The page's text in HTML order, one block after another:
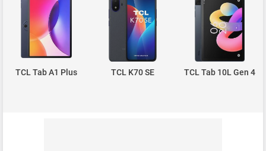
TCL Tab A1 Plus TCL K70 SE TCL Tab 10L Gen 4